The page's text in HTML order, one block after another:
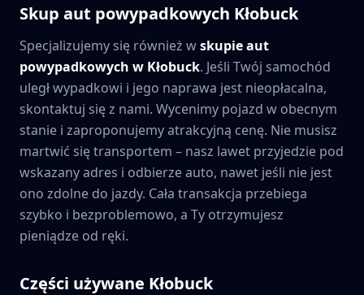
Skup aut powypadkowych Kłobuck
Specjalizujemy się również wskupie aut
powypadkowych w Kłobuck. Jeśli Twój samochód
uległ wypadkowi i jego naprawa jest nieopłacalna,
skontaktuj się z nami. Wycenimy pojazd w obecnym
stanie i zaproponujemy atrakcyjną cenę. Nie musisz
martwić się transportem – nasz lawet przyjedzie pod
wskazany adres i odbierze auto, nawet jeśli nie jest
ono zdolne do jazdy. Cała transakcja przebiega
szybko i bezproblemowo, a Ty otrzymujesz
pieniądze od ręki.
Części używane Kłobuck